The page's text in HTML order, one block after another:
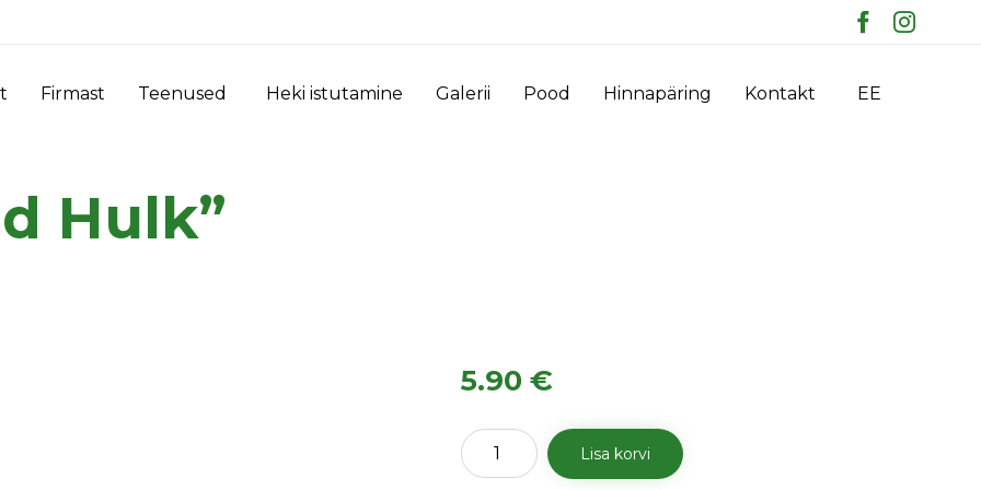
Firmast Teenused Heki istutamine Galerii Pood Hinnapäring Kontakt EE
Hulk”
5.90€
Hosta
"Colored
Hulk"
Lisa korvi